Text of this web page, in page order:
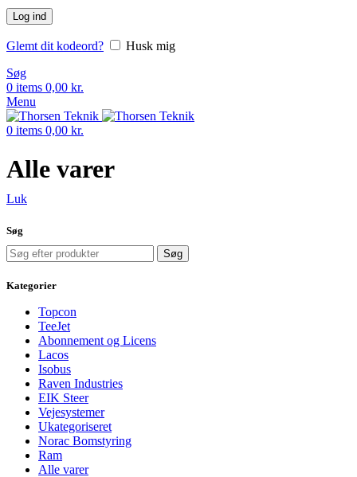
Log ind
Glemt dit kodeord?
Husk mig
Søg
0 items 0,00 kr.
Menu
0 items 0,00 kr.
Alle varer
Luk
Søg
Søg
Kategorier
Topcon
TeeJet
Abonnement og Licens
Lacos
Isobus
Raven Industries
EIK Steer
Vejesystemer
Ukategoriseret
Norac Bomstyring
Ram
Alle varer